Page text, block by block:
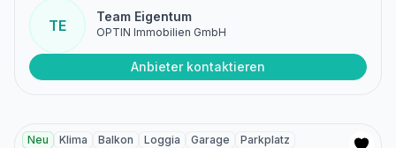
TE
Team Eigentum
OPTIN Immobilien GmbH
Anbieter kontaktieren
Neu Klima Balkon Loggia Garage
Parkplatz